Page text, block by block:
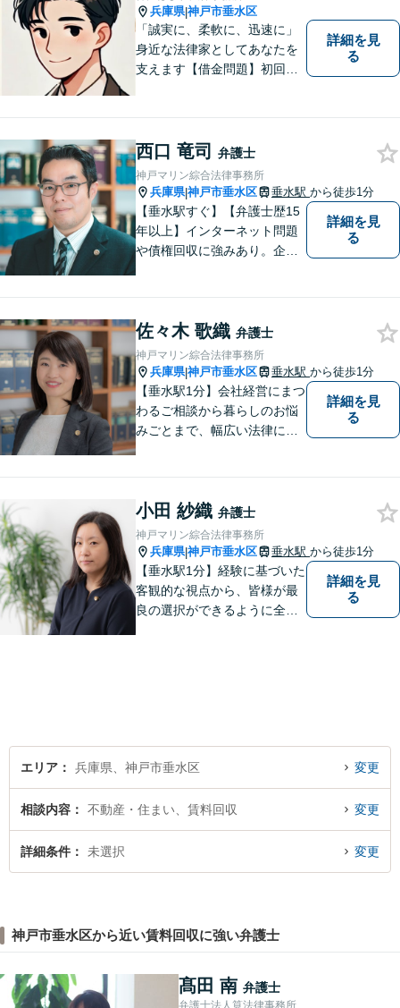
兵庫県|神戸市垂水区
「誠実に、柔軟に、迅速に」
身近な法律家としてあなたを
支えます【借金問題】初回相
生後の手続き・トラブル対応
までワンストップで対応【オ
ンライン面談OK】
詳細を見
る
西口 竜司 弁護士
神戸マリン綜合法律事務所
兵庫県|神戸市垂水区 垂水駅 から徒歩1分
【垂水駅すぐ】【弁護士歴15
年以上】インターネット問題
や債権回収に強みあり。企業
しづらくてもご安心くださ
い。【分割払いOK】【休日・
夜間面談・ビデオ面談可】
詳細を見
る
佐々木 歌織 弁護士
神戸マリン綜合法律事務所
兵庫県|神戸市垂水区 垂水駅 から徒歩1分
【垂水駅1分】会社経営にまつ
わるご相談から暮らしのお悩
みごとまで、幅広い法律にま
ますので、悩まれる前に、お
早めにご相談ください。
詳細を見
る
小田 紗織 弁護士
神戸マリン綜合法律事務所
兵庫県|神戸市垂水区 垂水駅 から徒歩1分
【垂水駅1分】経験に基づいた
客観的な視点から、皆様が最
良の選択ができるように全力
ください。
詳細を見
る
エリア 兵庫県、神戸市垂水区 変更
相談内容 不動産・住まい、賃料回収 変更
詳細条件 未選択 変更
神戸市垂水区から近い賃料回収に強い弁護士
髙田 南 弁護士
弁護士法人筧法律事務所